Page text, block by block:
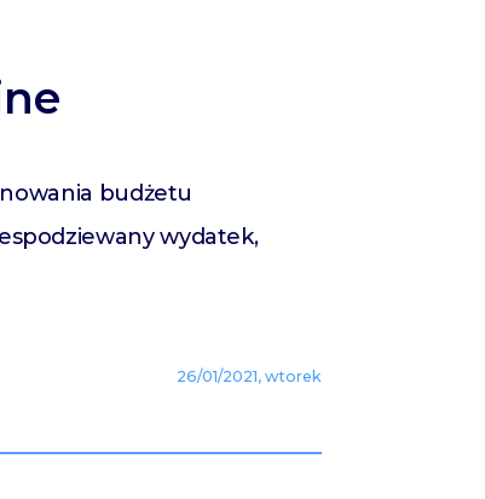
budżetu
wydatek,
26/01/2021, wtorek